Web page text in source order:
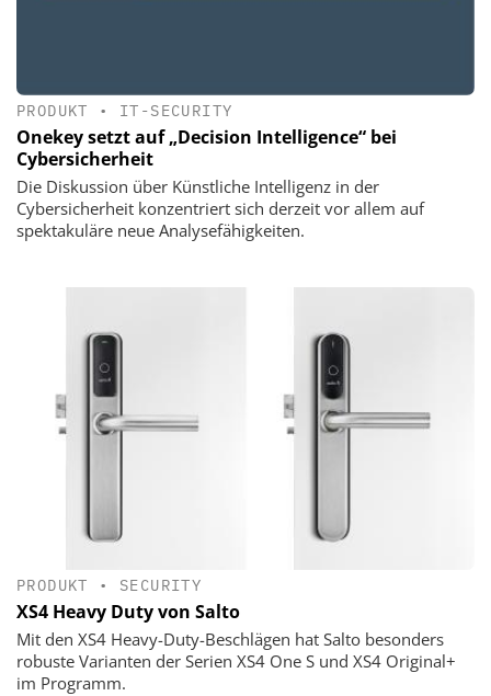
PRODUKT • IT-SECURITY
Onekey setzt auf „Decision Intelligence“ bei
Cybersicherheit
Die Diskussion über Künstliche Intelligenz in der
Cybersicherheit konzentriert sich derzeit vor allem auf
spektakuläre neue Analysefähigkeiten.
PRODUKT • SECURITY
XS4 Heavy Duty von Salto
Mit den XS4 Heavy-Duty-Beschlägen hat Salto besonders
robuste Varianten der Serien XS4 One S und XS4 Original+
im Programm.